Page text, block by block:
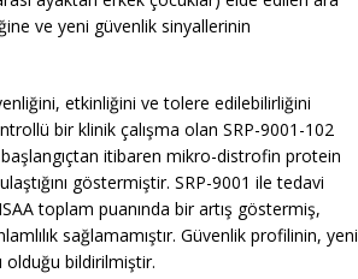
ve yeni güvenlik sinyallerinin
etkinliğini ve tolere edilebilirliğini
bir klinik çalışma olan SRP-9001-102
başlangıçtan itibaren mikro-distrofin protein
göstermiştir. SRP-9001 ile tedavi
toplam puanında bir artış göstermiş,
sağlamamıştır. Güvenlik profilinin, yeni
olduğu bildirilmiştir.